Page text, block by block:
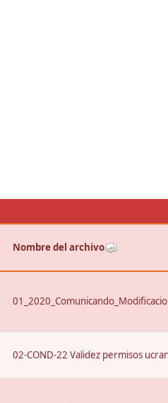
Nombre del archivo
02-COND-22 Validez permisos